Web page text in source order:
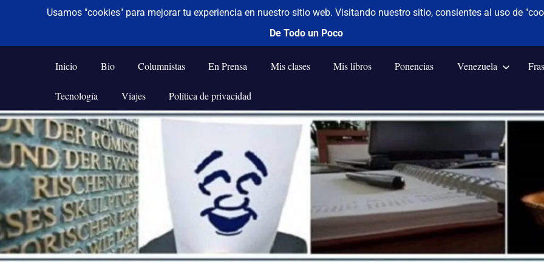
Saltar
al
contenido
De todo un poco
Frases,
Humor,
Tecnología
y
Viajes
Inicio Bio Columnistas En Prensa Mis clases Mis libros Ponencias Venezuela
Tecnología Viajes Política de privacidad